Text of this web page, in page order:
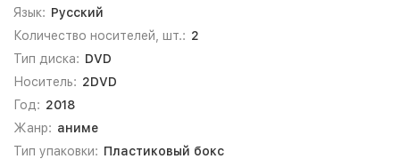
Язык: Русский
Количество носителей, шт.: 2
Тип диска: DVD
Носитель: 2DVD
Год: 2018
Жанр: аниме
Тип упаковки: Пластиковый бокс